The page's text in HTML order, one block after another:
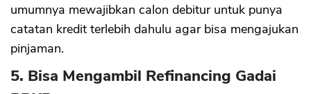
umumnya mewajibkan calon debitur untuk punya
catatan kredit terlebih dahulu agar bisa mengajukan
pinjaman.
5. Bisa Mengambil Refinancing Gadai